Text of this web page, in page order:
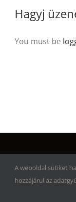
Hagyj
You must be
A weboldal sütiket
hozzájárul az